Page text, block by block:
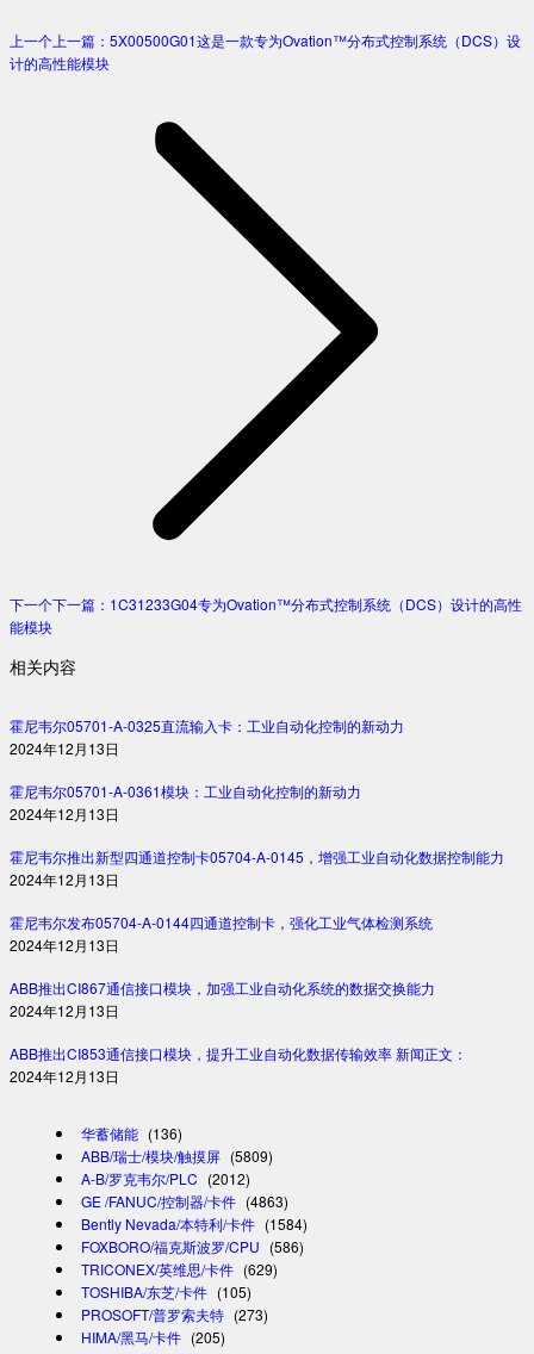
上一个 上一篇： 5X00500G01这是一款专为Ovation™分布式控制系统（DCS）设
计的高性能模块
下一个下一篇： 1C31233G04专为Ovation™分布式控制系统（DCS）设计的高性
能模块
相关内容
霍尼韦尔05701-A-0325直流输入卡：工业自动化控制的新动力
2024年12月13日
霍尼韦尔05701-A-0361模块：工业自动化控制的新动力
2024年12月13日
霍尼韦尔推出新型四通道控制卡05704-A-0145，增强工业自动化数据控制能力
2024年12月13日
霍尼韦尔发布05704-A-0144四通道控制卡，强化工业气体检测系统
2024年12月13日
ABB推出CI867通信接口模块，加强工业自动化系统的数据交换能力
2024年12月13日
ABB推出CI853通信接口模块，提升工业自动化数据传输效率 新闻正文：
2024年12月13日
华蓄储能 (136)
ABB/瑞士/模块/触摸屏 (5809)
A-B/罗克韦尔/PLC (2012)
GE /FANUC/控制器/卡件 (4863)
Bently Nevada/本特利/卡件 (1584)
FOXBORO/福克斯波罗/CPU (586)
TRICONEX/英维思/卡件 (629)
TOSHIBA/东芝/卡件 (105)
PROSOFT/普罗索夫特 (273)
HIMA/黑马/卡件 (205)